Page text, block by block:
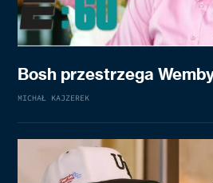
Bosh przestrzega
MICHAŁ KAJZEREK